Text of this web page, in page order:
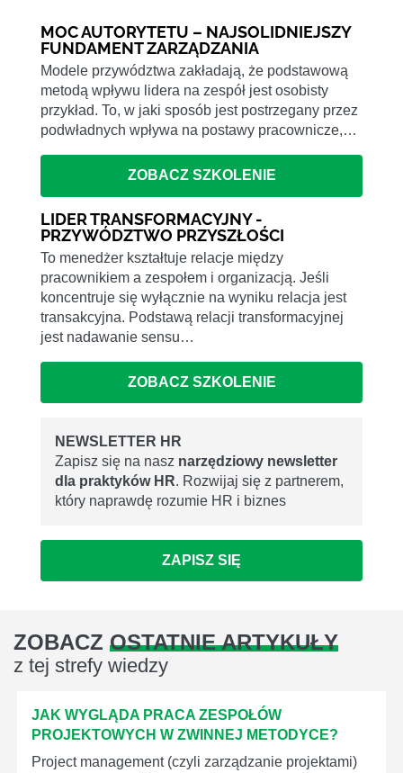
MOC AUTORYTETU – NAJSOLIDNIEJSZY
FUNDAMENT ZARZĄDZANIA
Modele przywództwa zakładają, że podstawową
metodą wpływu lidera na zespół jest osobisty
przykład. To, w jaki sposób jest postrzegany przez
podwładnych wpływa na postawy pracownicze,…
ZOBACZ SZKOLENIE
LIDER TRANSFORMACYJNY -
PRZYWÓDZTWO PRZYSZŁOŚCI
To menedżer kształtuje relacje między
pracownikiem a zespołem i organizacją. Jeśli
koncentruje się wyłącznie na wyniku relacja jest
transakcyjna. Podstawą relacji transformacyjnej
jest nadawanie sensu…
ZOBACZ SZKOLENIE
NEWSLETTER HR
Zapisz się na nasz narzędziowy newsletter
dla praktyków HR. Rozwijaj się z partnerem,
który naprawdę rozumie HR i biznes
ZAPISZ SIĘ
ZOBACZ OSTATNIE ARTYKUŁY
z tej strefy wiedzy
JAK WYGLĄDA PRACA ZESPOŁÓW
PROJEKTOWYCH W ZWINNEJ METODYCE?
Project management (czyli zarządzanie projektami)